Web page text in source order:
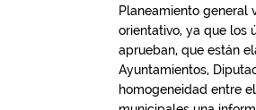
Planeamiento general
orientativo, ya que los
aprueban, que están
Ayuntamientos,
homogeneidad entre